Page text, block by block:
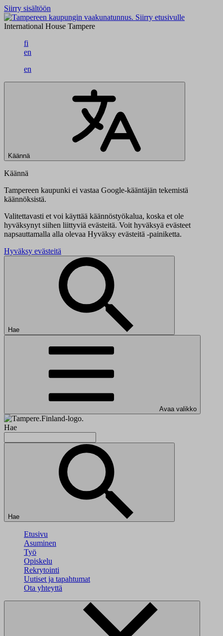
Siirry sisältöön
Siirry etusivulle
International House Tampere
fi
en
en
Käännä
Käännä
Tampereen kaupunki ei vastaa Google-kääntäjän tekemistä
käännöksistä.
Valitettavasti et voi käyttää käännöstyökalua, koska et ole
hyväksynyt siihen liittyviä evästeitä. Voit hyväksyä evästeet
napsauttamalla alla olevaa Hyväksy evästeitä -painiketta.
Hyväksy evästeitä
Hae
Avaa valikko
Hae
Hae
Etusivu
Asuminen
Työ
Opiskelu
Rekrytointi
Uutiset ja tapahtumat
Ota yhteyttä